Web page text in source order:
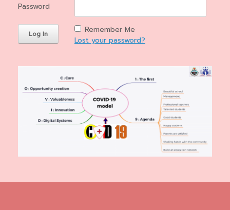
Password
Remember Me
Lost your password?